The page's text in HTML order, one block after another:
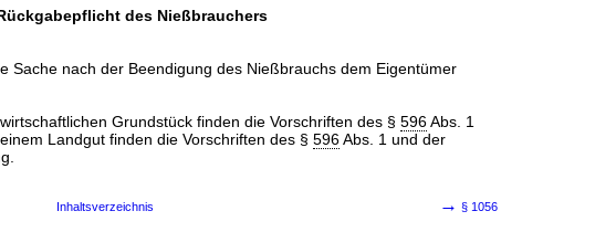
des Nießbrauchers
Sache nach der Beendigung des Nießbrauchs dem Eigentümer
Grundstück finden die Vorschriften des § 596Abs. 1
Landgut finden die Vorschriften des § 596Abs. 1 und der
Inhaltsverzeichnis → § 1056